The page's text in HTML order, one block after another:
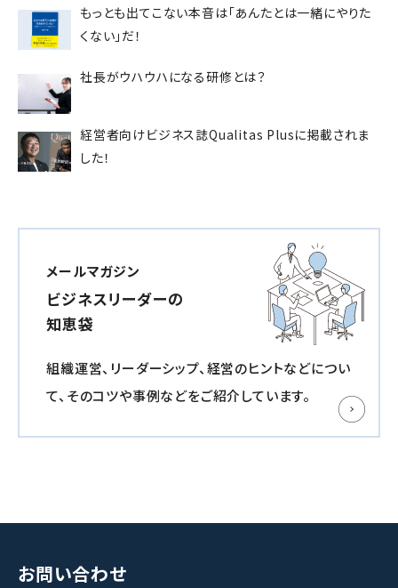
もっとも出てこない本音は「あんたとは一緒にやりた
くない」だ！
社長がウハウハになる研修とは？
経営者向けビジネス誌Qualitas Plusに掲載されま
した！
メールマガジン
ビジネスリーダーの
知恵袋
組織運営、リーダーシップ、経営のヒントなどについ
て、 そのコツや事例などをご紹介しています。
お問い合わせ